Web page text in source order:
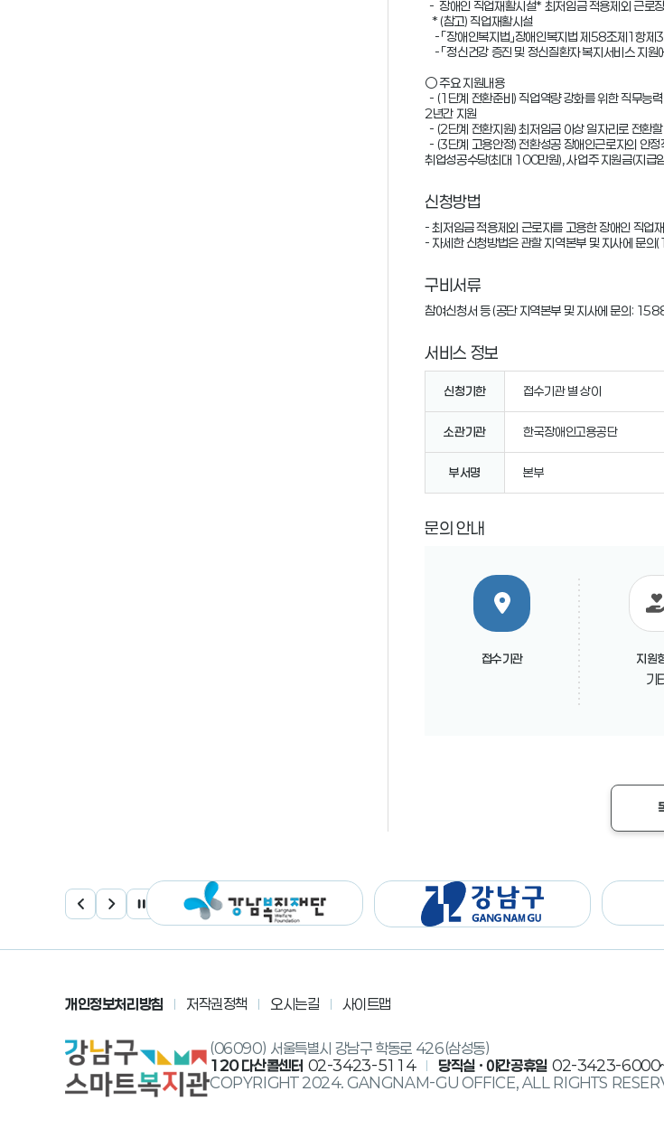
○ 주요 지원내용
2년간 지원
취업성공수당(최대 100만원), 사업주 지원금(지
신청방법
- 최저임금 적용제외 근로자를 고용한 장애인 직업
- 자세한 신청방법은 관할 지역본부 및 지사에 문
구비서류
참여신청서 등 (공단 지역본부 및 지사에 문의:
서비스 정보
신청기한 접수기관 별 상이
소관기관 한국장애인고용공단
부서명 본부
문의 안내
접수기관 지원
기
개인정보처리방침 저작권정책 오시는길 사이트맵
(06090) 서울특별시 강남구 학동로 426(삼성동)
120 다산콜센터 02-3423-5114 당직실 · 야간공휴일 02-3423-
COPYRIGHT 2024. GANGNAM-GU OFFICE, ALL RIGHTS